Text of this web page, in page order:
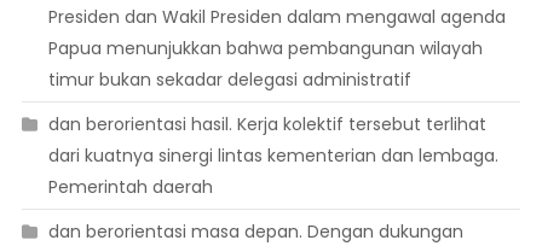
Presiden dan Wakil Presiden dalam mengawal agenda
Papua menunjukkan bahwa pembangunan wilayah
timur bukan sekadar delegasi administratif
dan berorientasi hasil. Kerja kolektif tersebut terlihat
dari kuatnya sinergi lintas kementerian dan lembaga.
Pemerintah daerah
dan berorientasi masa depan. Dengan dukungan